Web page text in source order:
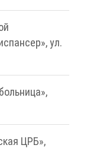
ул.
ЦРБ»,